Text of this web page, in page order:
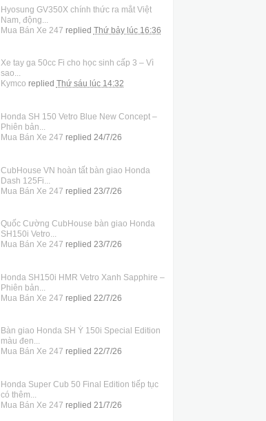
Hyosung GV350X chính thức ra mắt Việt
Nam, động...
Mua Bán Xe 247 replied Thứ bảy lúc 16:36
Xe tay ga 50cc Fi cho học sinh cấp 3 – Vì
sao...
Kymco replied Thứ sáu lúc 14:32
Honda SH 150 Vetro Blue New Concept –
Phiên bản...
Mua Bán Xe 247 replied 24/7/26
CubHouse VN hoàn tất bàn giao Honda
Dash 125Fi...
Mua Bán Xe 247 replied 23/7/26
Quốc Cường CubHouse bàn giao Honda
SH150i Vetro...
Mua Bán Xe 247 replied 23/7/26
Honda SH150i HMR Vetro Xanh Sapphire –
Phiên bản...
Mua Bán Xe 247 replied 22/7/26
Bàn giao Honda SH Ý 150i Special Edition
màu đen...
Mua Bán Xe 247 replied 22/7/26
Honda Super Cub 50 Final Edition tiếp tục
có thêm...
Mua Bán Xe 247 replied 21/7/26